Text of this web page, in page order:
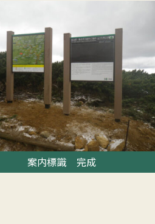
案内標識 完成